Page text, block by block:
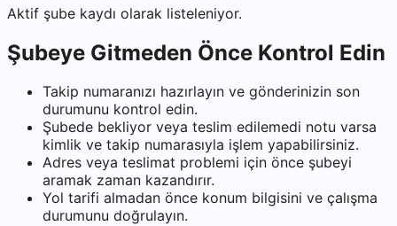
Aktif şube kaydı olarak listeleniyor.
Şubeye Gitmeden Önce Kontrol Edin
Takip numaranızı hazırlayın ve gönderinizin son
durumunu kontrol edin.
Şubede bekliyor veya teslim edilemedi notu varsa
kimlik ve takip numarasıyla işlem yapabilirsiniz.
Adres veya teslimat problemi için önce şubeyi
aramak zaman kazandırır.
Yol tarifi almadan önce konum bilgisini ve çalışma
durumunu doğrulayın.